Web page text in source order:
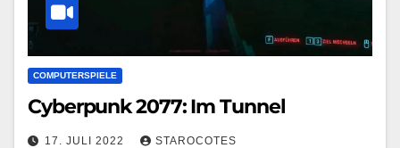
COMPUTERSPIELE
Cyberpunk 2077: Im Tunnel
17. JULI 2022 STAROCOTES